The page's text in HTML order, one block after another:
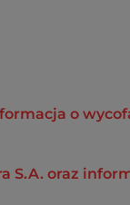
o
S.A. oraz